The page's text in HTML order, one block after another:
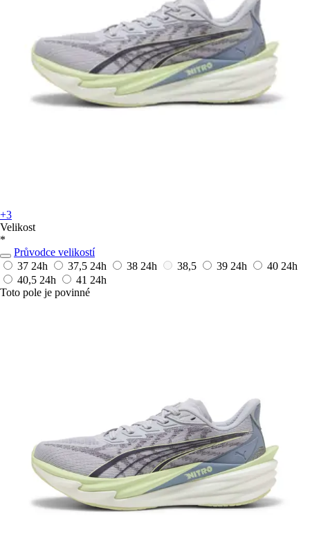
+3
Velikost
*
Průvodce velikostí
37 24h 37,5 24h 38 24h 38,5 39 24h 40 24h
40,5 24h 41 24h
Toto pole je povinné